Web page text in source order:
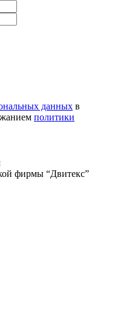
данных в
политики
фирмы “Двитекс”